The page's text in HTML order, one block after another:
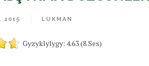
2015 LUKMAN
Gyzyklylygy: 4.63 (8 Ses)